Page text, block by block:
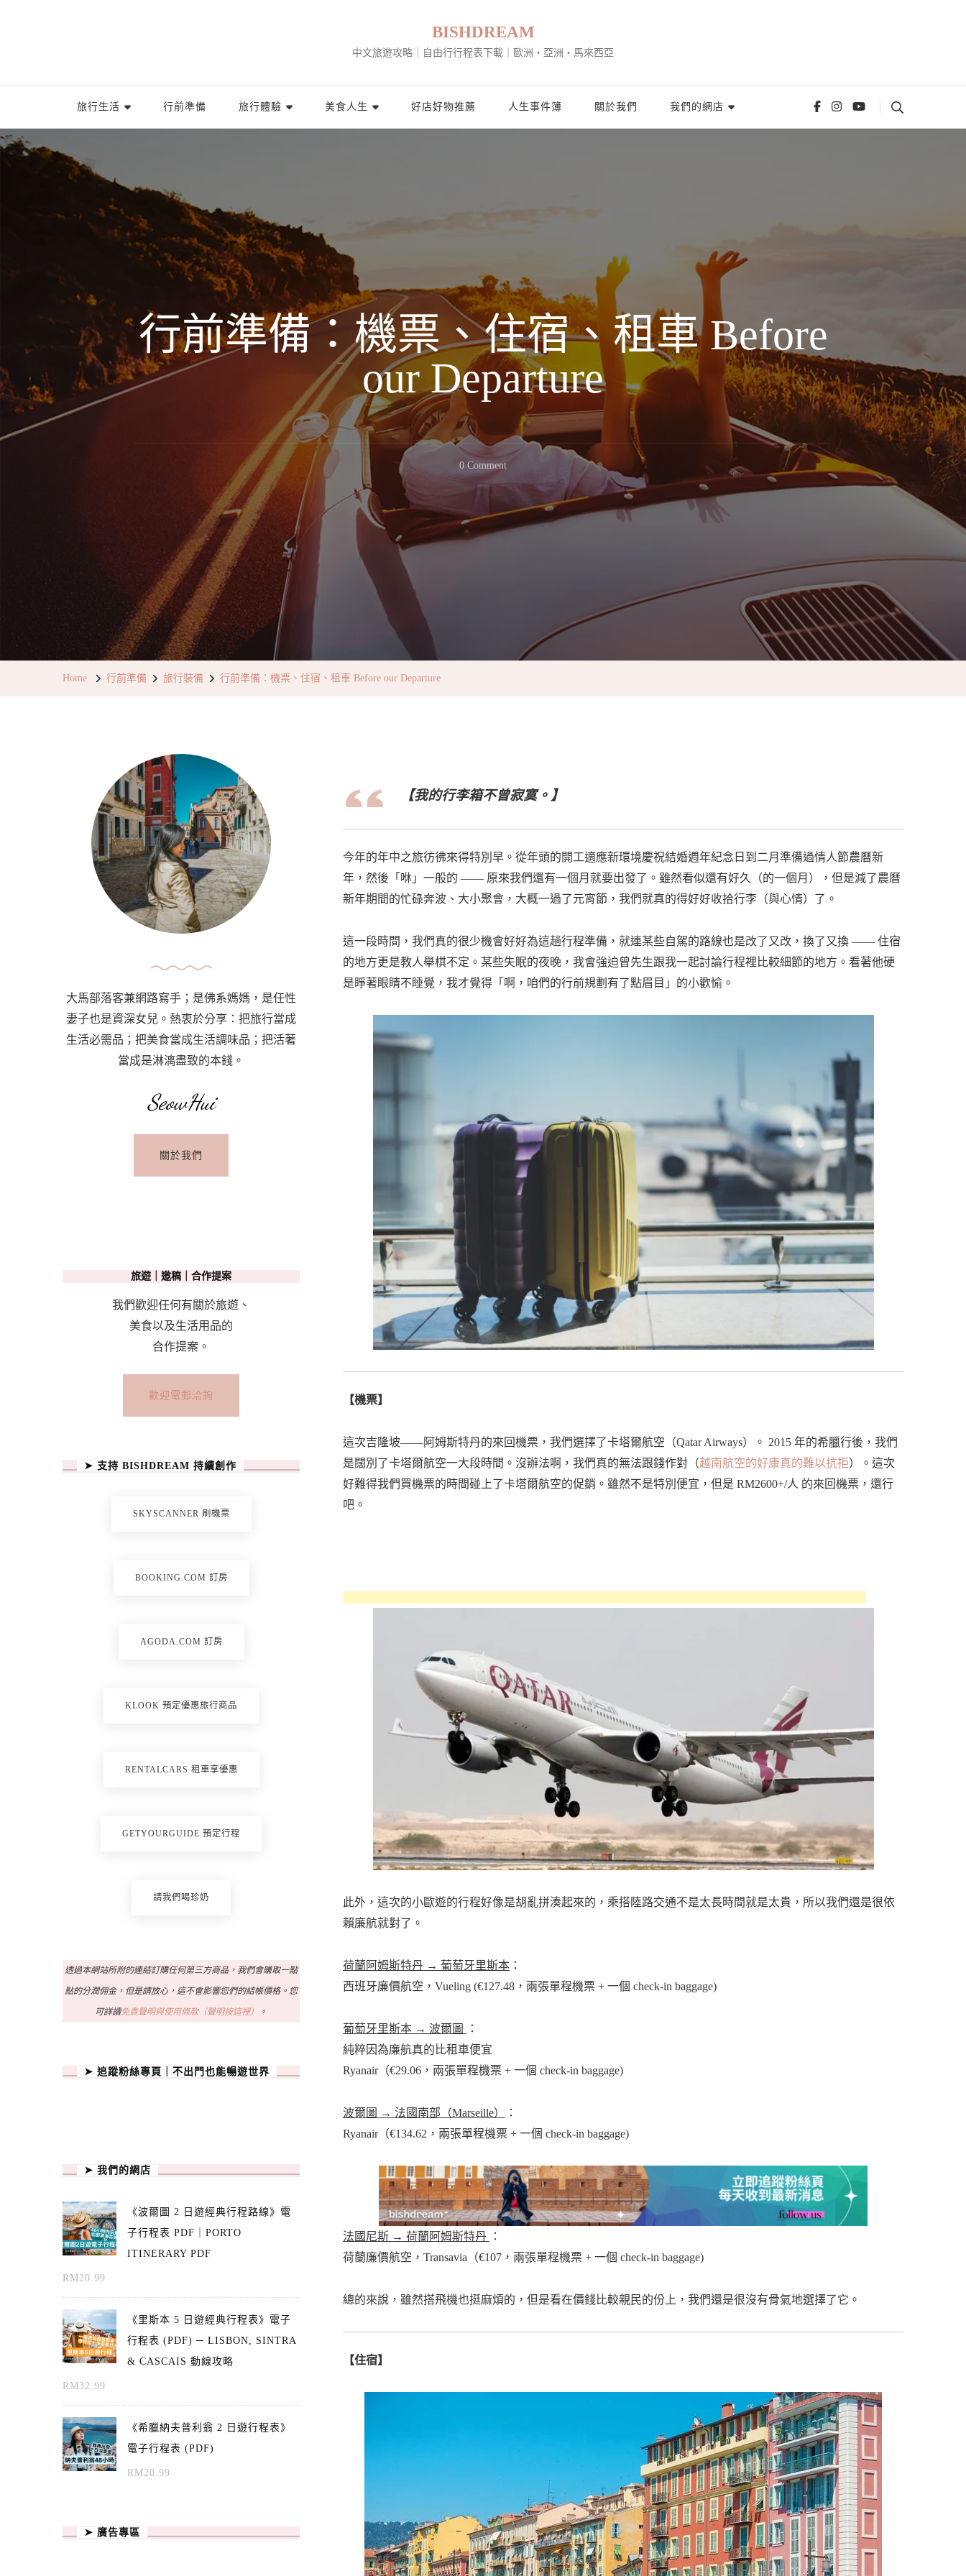
BISHDREAM
中文旅遊攻略｜自由行行程表下載｜歐洲・亞洲・馬來西亞
旅行生活 行前準備 旅行體驗 美食人生 好店好物推薦 人生事件簿 關於我們 我們的網店
行前準備：機票、住宿、租車 Before
our Departure
0 CommentOn
行
前
準
Home 行前準備 旅行裝備 行前準備：機票、住宿、租車 Before our Departure
【我的行李箱不曾寂寞。】
今年的年中之旅彷彿來得特別早。從年頭的開工適應新環境慶祝結婚週年紀念日到二月準備過情人節農曆新
年，然後「咻」一般的 —— 原來我們還有一個月就要出發了。雖然看似還有好久（的一個月），但是減了農曆
新年期間的忙碌奔波、大小聚會，大概一過了元宵節，我們就真的得好好收拾行李（與心情）了。
這一段時間，我們真的很少機會好好為這趟行程準備，就連某些自駕的路線也是改了又改，換了又換 —— 住宿
的地方更是教人舉棋不定。某些失眠的夜晚，我會強迫曾先生跟我一起討論行程裡比較細節的地方。看著他硬
是睜著眼睛不睡覺，我才覺得「啊，咱們的行前規劃有了點眉目」的小歡愉。
【機票】
這次吉隆坡——阿姆斯特丹的來回機票，我們選擇了卡塔爾航空（Qatar Airways）。 2015 年的希臘行後，我們
是闊別了卡塔爾航空一大段時間。沒辦法啊，我們真的無法跟錢作對（越南航空的好康真的難以抗拒）。這次
好難得我們買機票的時間碰上了卡塔爾航空的促銷。雖然不是特別便宜，但是 RM2600+/人 的來回機票，還行
吧。
此外，這次的小歐遊的行程好像是胡亂拼湊起來的，乘搭陸路交通不是太長時間就是太貴，所以我們還是很依
賴廉航就對了。
荷蘭阿姆斯特丹 → 葡萄牙里斯本 ：
西班牙廉價航空，Vueling (€127.48，兩張單程機票 + 一個 check-in baggage)
葡萄牙里斯本 → 波爾圖
：
純粹因為廉航真的比租車便宜
Ryanair（€29.06，兩張單程機票 + 一個 check-in baggage)
波爾圖 → 法國南部（Marseille）
：
Ryanair（€134.62，兩張單程機票 + 一個 check-in baggage)
法國尼斯 → 荷蘭阿姆斯特丹
：
荷蘭廉價航空，Transavia（€107，兩張單程機票 + 一個 check-in baggage)
總的來說，雖然搭飛機也挺麻煩的，但是看在價錢比較親民的份上，我們還是很沒有骨氣地選擇了它。
【住宿】
大馬部落客兼網路寫手；是佛系媽媽，是任性
妻子也是資深女兒。熱衷於分享：把旅行當成
生活必需品；把美食當成生活調味品；把活著
當成是淋漓盡致的本錢。
SeowHui
關於我們
旅遊｜邀稿｜合作提案
我們歡迎任何有關於旅遊、
美食以及生活用品的
合作提案。
歡迎電郵洽詢
➤ 支持 BISHDREAM 持續創作
SKYSCANNER 刷機票
BOOKING.COM 訂房
AGODA.COM 訂房
KLOOK 預定優惠旅行商品
RENTALCARS 租車享優惠
GETYOURGUIDE 預定行程
請我們喝珍奶
透過本網站所附的連結訂購任何第三方商品，我們會賺取一點
點的分潤佣金，但是請放心，這不會影響您們的結帳價格。您
可詳讀免責聲明與使用條款（聲明按這裡） 。
➤ 追蹤粉絲專頁｜不出門也能暢遊世界
➤ 我們的網店
《波爾圖 2 日遊經典行程路線》電
子行程表 PDF｜PORTO
ITINERARY PDF
RM20.99
《里斯本 5 日遊經典行程表》電子
行程表 (PDF) ─ LISBON, SINTRA
& CASCAIS 動線攻略
RM32.99
《希臘納夫普利翁 2 日遊行程表》
電子行程表 (PDF)
RM20.99
➤ 廣告專區